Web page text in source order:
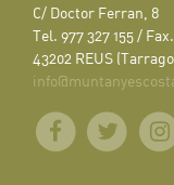
C/ Doctor Ferran, 8
Tel. 977 327 155 /
43202 REUS